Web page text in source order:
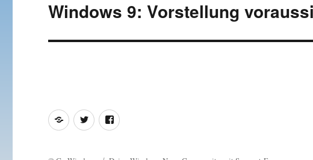
Nächster
Windows 9: Vorstellung
Feed TwitterFacebook